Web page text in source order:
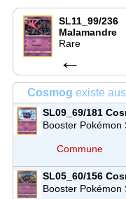
SL11_99/236
Malamandre
Rare
←
Cosmog existe
SL09_69/181
Booster Pokémon
Commune
SL05_60/156
Booster Pokémon